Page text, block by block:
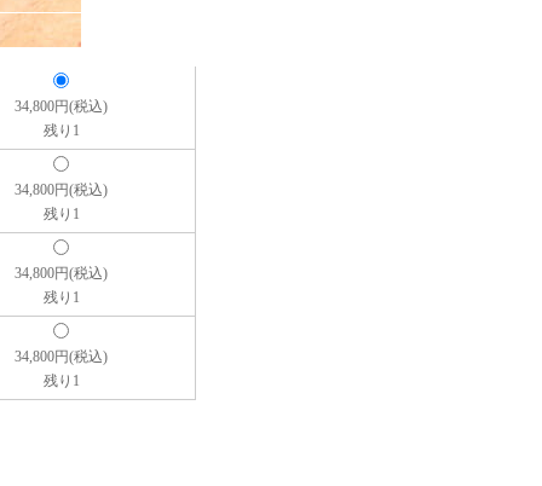
34,800円(税込)
残り1
34,800円(税込)
残り1
34,800円(税込)
残り1
34,800円(税込)
残り1